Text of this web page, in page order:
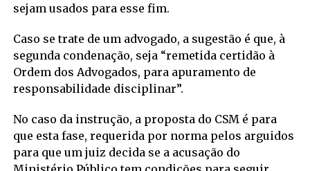
sejam usados para esse fim.
Caso se trate de um advogado, a sugestão é que, à
segunda condenação, seja “remetida certidão à
Ordem dos Advogados, para apuramento de
responsabilidade disciplinar”.
No caso da instrução, a proposta do CSM é para
que esta fase, requerida por norma pelos arguidos
para que um juiz decida se a acusação do